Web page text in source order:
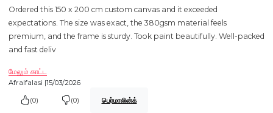
Ordered this 150 x 200 cm custom canvas and it exceeded
expectations. The size was exact, the 380gsm material feels
premium, and the frame is sturdy. Took paint beautifully. Well-packed
and fast deliv
மேலும் காட்ட
Afralfalasi |15/03/2026
(0) (0) பெர்மாலின்க்